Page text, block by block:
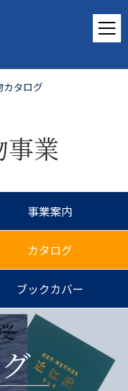
カタログ
業
事業案内
カタログ
ブックカバー